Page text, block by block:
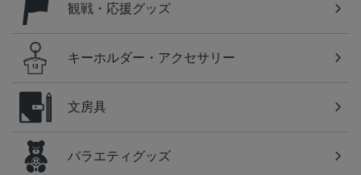
観戦・応援グッズ
キーホルダー・アクセサリー
文房具
バラエティグッズ